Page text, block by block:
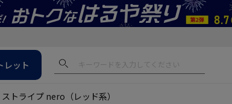
レット
トライプ nero（レッド系）